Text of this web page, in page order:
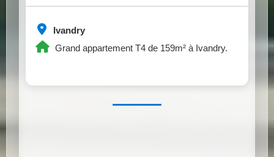
Ivandry
Grand appartement T4 de 159m² à Ivandry.